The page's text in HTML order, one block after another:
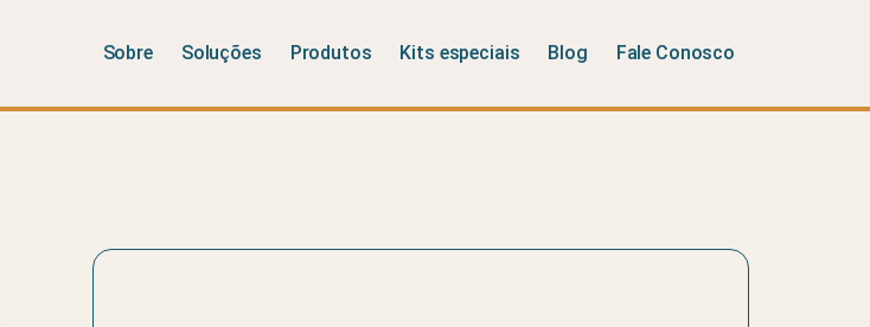
Sobre Soluções Produtos Kits especiais Blog Fale Conosco